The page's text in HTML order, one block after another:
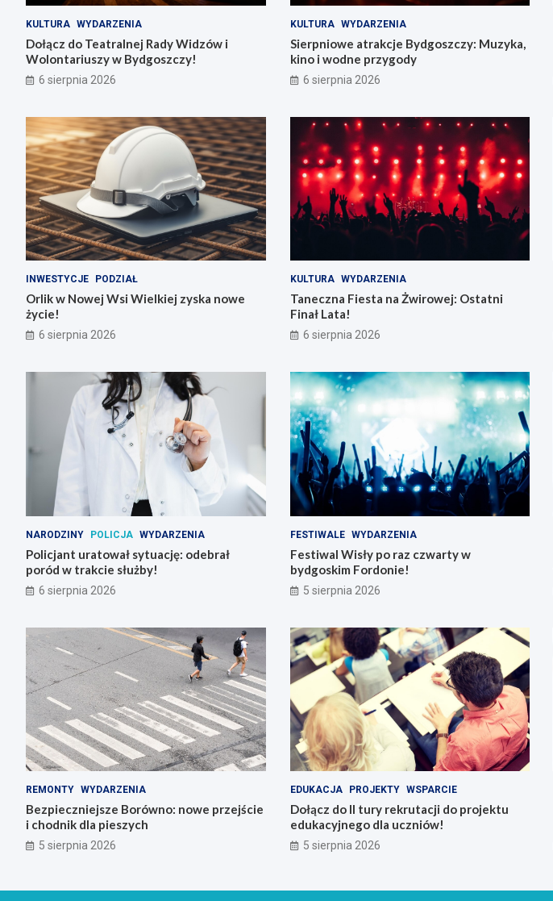
KULTURA WYDARZENIA
Dołącz do Teatralnej Rady Widzów i
Wolontariuszy w Bydgoszczy!
6 sierpnia 2026
KULTURA WYDARZENIA
Sierpniowe atrakcje Bydgoszczy: Muzyka,
kino i wodne przygody
6 sierpnia 2026
INWESTYCJE PODZIAŁ
Orlik w Nowej Wsi Wielkiej zyska nowe
życie!
6 sierpnia 2026
KULTURA WYDARZENIA
Taneczna Fiesta na Żwirowej: Ostatni
Finał Lata!
6 sierpnia 2026
NARODZINY POLICJA WYDARZENIA
Policjant uratował sytuację: odebrał
poród w trakcie służby!
6 sierpnia 2026
FESTIWALE WYDARZENIA
Festiwal Wisły po raz czwarty w
bydgoskim Fordonie!
5 sierpnia 2026
REMONTY WYDARZENIA
Bezpieczniejsze Borówno: nowe przejście
i chodnik dla pieszych
5 sierpnia 2026
EDUKACJA PROJEKTY WSPARCIE
Dołącz do II tury rekrutacji do projektu
edukacyjnego dla uczniów!
5 sierpnia 2026